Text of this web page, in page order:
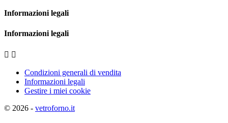
Informazioni legali
Informazioni legali
 
Condizioni generali di vendita
Informazioni legali
Gestire i miei cookie
© 2026 - vetroforno.it